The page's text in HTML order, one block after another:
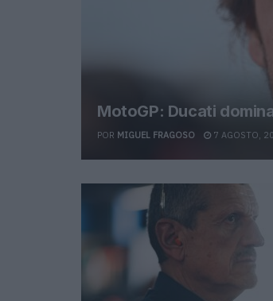
MotoGP: Ducati
POR MIGUEL FRAGOSO 7 AGOSTO,